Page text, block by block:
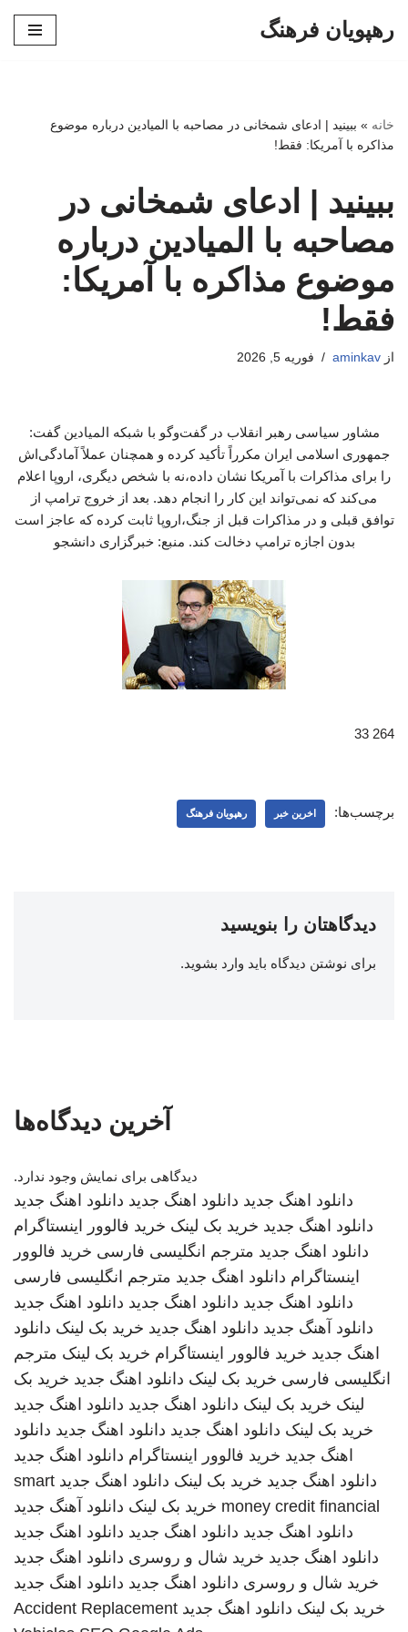
رهپویان فرهنگ
خانه » ببینید | ادعای شمخانی در مصاحبه با المیادین درباره موضوع
مذاکره با آمریکا: فقط!
ببینید | ادعای شمخانی در
مصاحبه با المیادین درباره
موضوع مذاکره با آمریکا:
فقط!
از aminkav فوریه 5, 2026
مشاور سیاسی رهبر انقلاب در گفت‌وگو با شبکه المیادین گفت:
جمهوری اسلامی ایران مکرراً تأکید کرده و همچنان عملاً آمادگی‌اش
را برای مذاکرات با آمریکا نشان داده،نه با شخص دیگری، اروپا اعلام
می‌کند که نمی‌تواند این کار را انجام دهد. بعد از خروج ترامپ از
توافق قبلی و در مذاکرات قبل از جنگ،اروپا ثابت کرده که عاجز است
بدون اجازه ترامپ دخالت کند. منبع: خبرگزاری دانشجو
264 33
برچسب‌ها: اخرین خبر رهپویان فرهنگ
دیدگاهتان را بنویسید
برای نوشتن دیدگاه باید وارد بشوید.
آخرین دیدگاه‌ها
دیدگاهی برای نمایش وجود ندارد.
دانلود اهنگ جدید دانلود اهنگ جدید دانلود اهنگ جدید
دانلود اهنگ جدید خرید بک لینک خرید فالوور اینستاگرام
دانلود اهنگ جدید مترجم انگلیسی فارسی خرید فالوور
اینستاگرام دانلود اهنگ جدید مترجم انگلیسی فارسی
دانلود اهنگ جدید دانلود اهنگ جدید دانلود اهنگ جدید
دانلود آهنگ جدید دانلود اهنگ جدید خرید بک لینک دانلود
اهنگ جدید خرید فالوور اینستاگرام خرید بک لینک مترجم
انگلیسی فارسی خرید بک لینک دانلود اهنگ جدید خرید بک
لینک خرید بک لینک دانلود اهنگ جدید دانلود اهنگ جدید
خرید بک لینک دانلود اهنگ جدید دانلود اهنگ جدید دانلود
اهنگ جدید خرید فالوور اینستاگرام دانلود اهنگ جدید
دانلود اهنگ جدید خرید بک لینک دانلود اهنگ جدید smart
money credit financial خرید بک لینک دانلود آهنگ جدید
دانلود اهنگ جدید دانلود اهنگ جدید دانلود اهنگ جدید
دانلود اهنگ جدید خرید شال و روسری دانلود اهنگ جدید
خرید شال و روسری دانلود اهنگ جدید دانلود اهنگ جدید
خرید بک لینک دانلود اهنگ جدید Accident Replacement